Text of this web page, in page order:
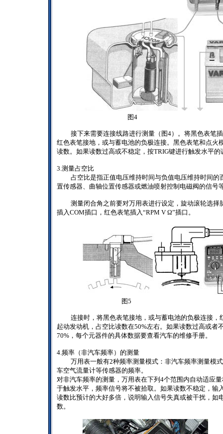
图4
接下来需要连接线路进行测量（图4）。将黑色表笔
红色表笔接地，或与蓄电池的负极连接。黑色表笔和点火
读数。如果读数过高或不稳定，按TRIG键进行触发水平的
3.测量占空比
占空比是指正值电压维持时间与负值电压维持时间
置传感器、曲轴位置传感器或燃油喷射控制电磁阀的信号
测量闭合角之前要对万用表进行设定，旋动滚轮选择
插入COM插口，红色表笔插入“RPM V Ω”插口。
图5
连接时，将黑色表笔接地，或与蓄电池的负极连接，
起动发动机，占空比读数在50%左右。如果读数过高或者
70% ，每个元器件的具体数据要查看汽车的维修手册。
4.频率（非汽车频率）的测量
万用表一般有2种频率测量模式：非汽车频率测量模
车空气流量计等传感器的频率。
对非汽车频率的测量，万用表在下列 4个范围内自动适应
于触发水平，频率信号将不被拾取。如果读数不稳定，输
读数比预计的大好多倍，说明输入信号失真或被干扰，
数。